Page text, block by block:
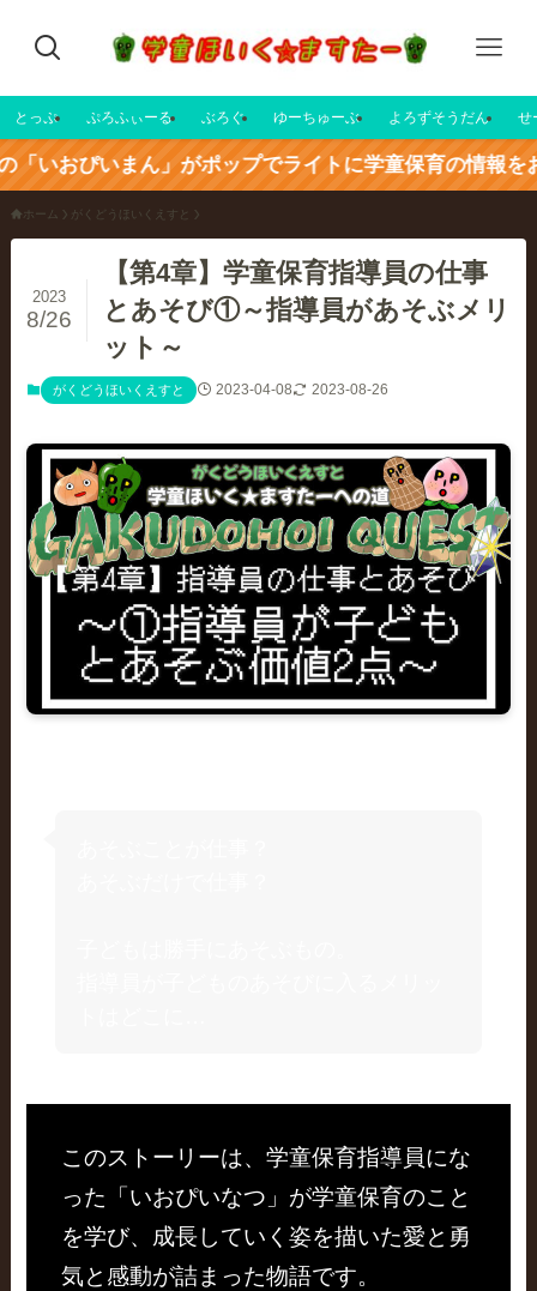
とっぷ ぷろふぃーる ぶろぐ ゆーちゅーぶ よろずそうだん せ
まん」がポップでライトに学童保育の情報をお届け中☆
ホーム がくどうほいくえすと
【第4章】学童保育指導員の仕事
とあそび①～指導員があそぶメリ
ット～
2023
8/26
がくどうほいくえすと 2023-04-08 2023-08-26
このストーリーは、学童保育指導員にな
った「いおぴいなつ」が学童保育のこと
を学び、成長していく姿を描いた愛と勇
気と感動が詰まった物語です。